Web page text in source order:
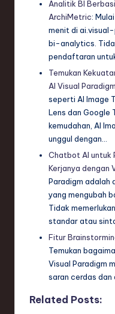
Analitik BI
ArchiMetric:
menit di
bi-analytics.
pendaftaran
Temukan
AI Visual
seperti AI Image
Lens dan Google
kemudahan, AI
unggul dengan…
Chatbot AI untuk
Kerjanya dengan
Paradigm adalah
yang mengubah
Tidak
standar atau
Fitur
Temukan
Visual Paradigm
saran cerdas
Related Posts: